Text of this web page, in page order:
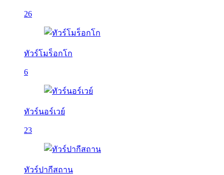
26
ทัวร์โมร็อกโก
6
ทัวร์นอร์เวย์
23
ทัวร์ปากีสถาน